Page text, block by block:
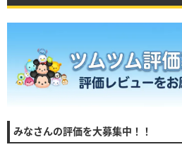
みなさんの評価を大募集中！！